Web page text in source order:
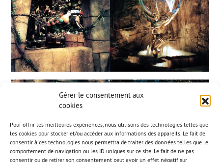
Gérer le consentement aux
cookies
Pour offrir les meilleures expériences, nous utilisons des technologies telles que
les cookies pour stocker et/ou accéder aux informations des appareils. Le fait de
consentir à ces technologies nous permettra de traiter des données telles que le
comportement de navigation ou les ID uniques sur ce site. Le fait de ne pas
consentir ou de retirer son consentement peut avoir un effet négatif sur